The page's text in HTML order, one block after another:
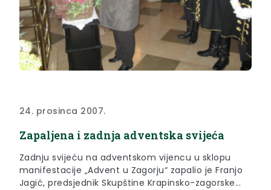
24. prosinca 2007.
Zapaljena i zadnja adventska svijeća
Zadnju svijeću na adventskom vijencu u sklopu
manifestacije „Advent u Zagorju“ zapalio je Franjo
Jagić, predsjednik Skupštine Krapinsko-zagorske